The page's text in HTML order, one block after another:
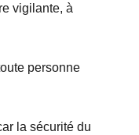
vigilante, à
personne
la sécurité du